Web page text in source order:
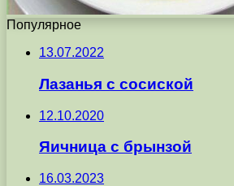
Популярное
13.07.2022
Лазанья с сосиской
12.10.2020
Яичница с брынзой
16.03.2023